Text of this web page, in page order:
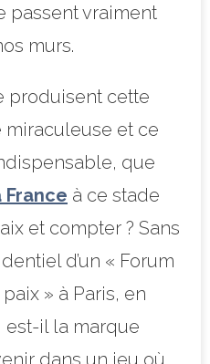
passent vraiment
murs.
produisent cette
et ce
que
France à ce stade
et compter ? Sans
d’un « Forum
» à Paris, en
il la marque
dans un jeu où